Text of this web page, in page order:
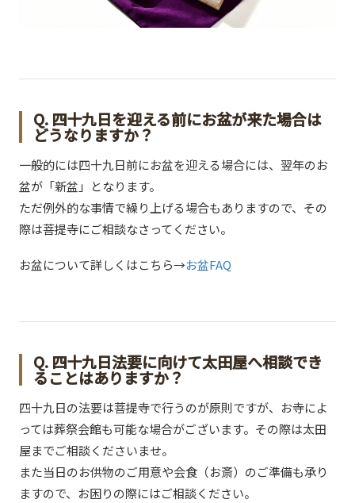
Q. 四十九日を迎える前にお盆が来た場合は
どうなりますか？
一般的には四十九日前にお盆を迎える場合には、翌年のお
盆が「新盆」となります。
ただ例外的な事情で繰り上げる場合もありますので、その
際は菩提寺にご相談なさってください。
お盆について詳しくはこちら→お盆FAQ
Q. 四十九日法要に向けて太田屋へ相談でき
ることはありますか？
四十九日の法要は菩提寺で行うのが原則ですが、お寺によ
っては葬祭会館も可能な場合がございます。その際は太田
屋までご相談くださいませ。
また当日のお供物のご用意や会食（お斎）のご準備も承り
ますので、お困りの際にはご相談ください。